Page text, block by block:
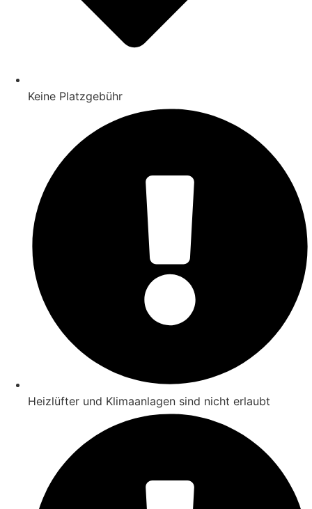
Keine Platzgebühr
Heizlüfter und Klimaanlagen sind nicht erlaubt